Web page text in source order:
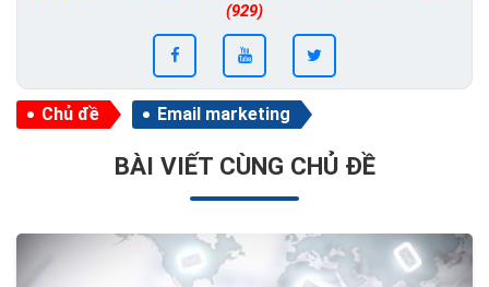
(929)
Chủ đề Email marketing
BÀI VIẾT CÙNG CHỦ ĐỀ